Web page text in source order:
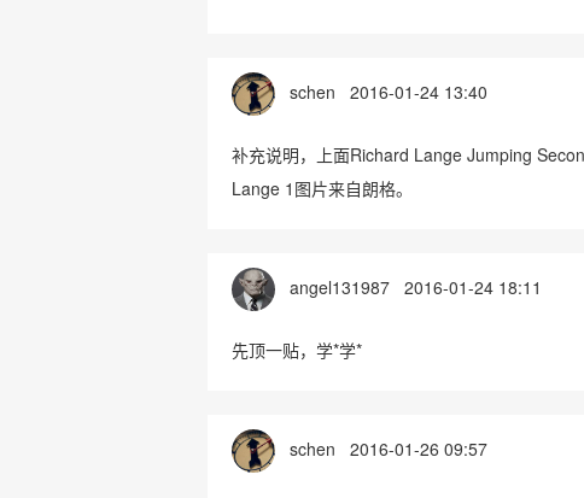
schen 2016-01-24 13:40
补充说明，上面Richard Lange Jumping
Lange 1图片来自朗格。
angel131987 2016-01-24 18:11
先顶一贴，学*学*
schen 2016-01-26 09:57